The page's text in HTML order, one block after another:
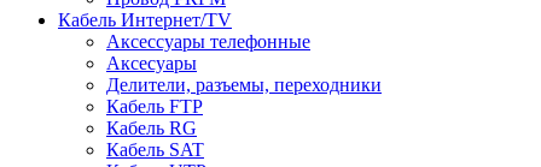
Кабель Интернет/TV
Аксессуары телефонные
Аксесуары
Делители, разъемы, переходники
Кабель FTP
Кабель RG
Кабель SAT